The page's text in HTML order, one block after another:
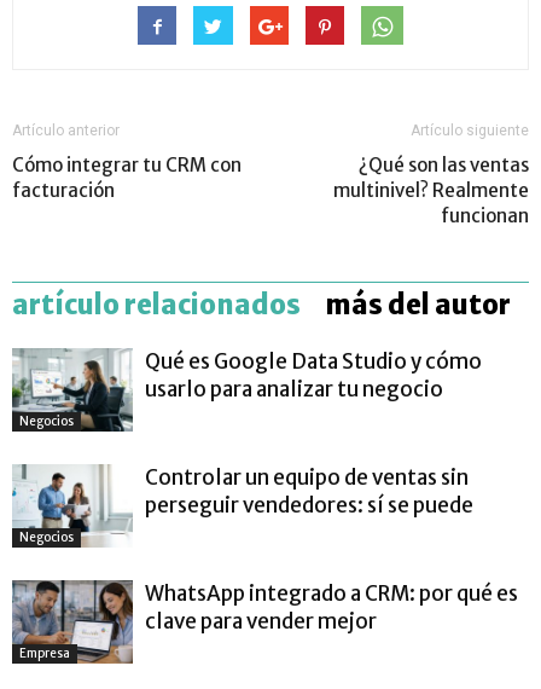
Artículo anterior
Cómo integrar tu CRM con
facturación
Artículo siguiente
¿Qué son las ventas
multinivel? Realmente
funcionan
artículo relacionados más del autor
Negocios
Qué es Google Data Studio y cómo
usarlo para analizar tu negocio
Negocios
Controlar un equipo de ventas sin
perseguir vendedores: sí se puede
Empresa
WhatsApp integrado a CRM: por qué es
clave para vender mejor